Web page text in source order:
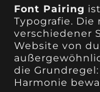
Font Pairing
Typografie.
verschiedener
Website von
die
Harmonie